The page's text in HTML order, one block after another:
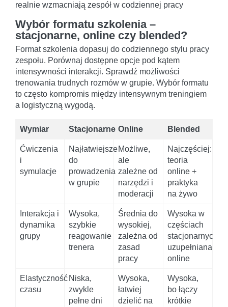
realnie wzmacniają zespół w codziennej pracy
Wybór formatu szkolenia –
stacjonarne, online czy blended?
Format szkolenia dopasuj do codziennego stylu pracy
zespołu. Porównaj dostępne opcje pod kątem
intensywności interakcji. Sprawdź możliwości
trenowania trudnych rozmów w grupie. Wybór formatu
to często kompromis między intensywnym treningiem
a logistyczną wygodą.
Wymiar Stacjonarne Online Blended
Ćwiczenia
i
symulacje
Najłatwiejsze
do
prowadzenia
w grupie
Możliwe,
ale
zależne od
narzędzi i
moderacji
Najczęściej:
teoria
online +
praktyka
na żywo
Interakcja i
dynamika
grupy
Wysoka,
szybkie
reagowanie
trenera
Średnia do
wysokiej,
zależna od
zasad
pracy
Wysoka w
częściach
stacjonarnych,
uzupełniana
online
Elastyczność
czasu
Niska,
zwykle
pełne dni
Wysoka,
łatwiej
dzielić na
Wysoka,
bo łączy
krótkie